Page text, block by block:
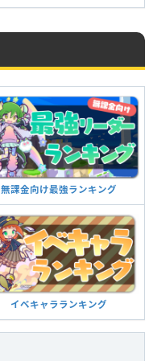
無課金向け最強ランキング
イベキャラランキング